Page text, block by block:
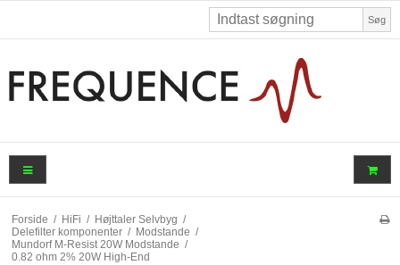
Søg
Forside / HiFi / Højttaler Selvbyg /
Delefilter komponenter / Modstande /
Mundorf M-Resist 20W Modstande /
0.82 ohm 2% 20W High-End